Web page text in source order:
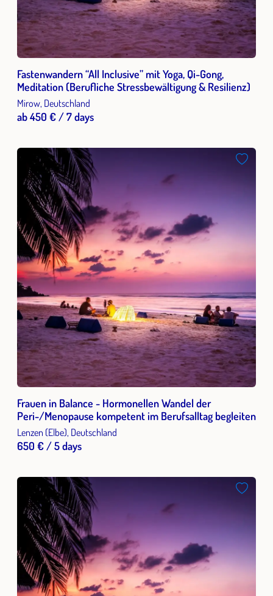
Fastenwandern “All Inclusive” mit Yoga, Qi-Gong,
Meditation (Berufliche Stressbewältigung & Resilienz)
Mirow, Deutschland
ab 450 € / 7 days
Frauen in Balance - Hormonellen Wandel der
Peri-/Menopause kompetent im Berufsalltag begleiten
Lenzen (Elbe), Deutschland
650 € / 5 days